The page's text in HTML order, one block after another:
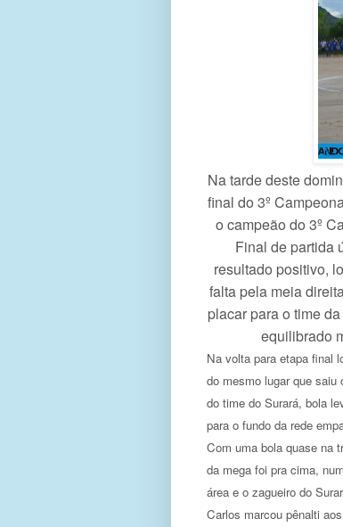
Na tarde deste
final do 3º
o campeão do 3º
Final de partida
resultado positivo,
falta pela meia
placar para o time
equilibrado
Na volta para etapa final
do mesmo lugar que
do time do Surará, bola
para o fundo da rede
Com uma bola quase na
da mega foi pra cima,
área e o zagueiro do
Carlos marcou pênalti